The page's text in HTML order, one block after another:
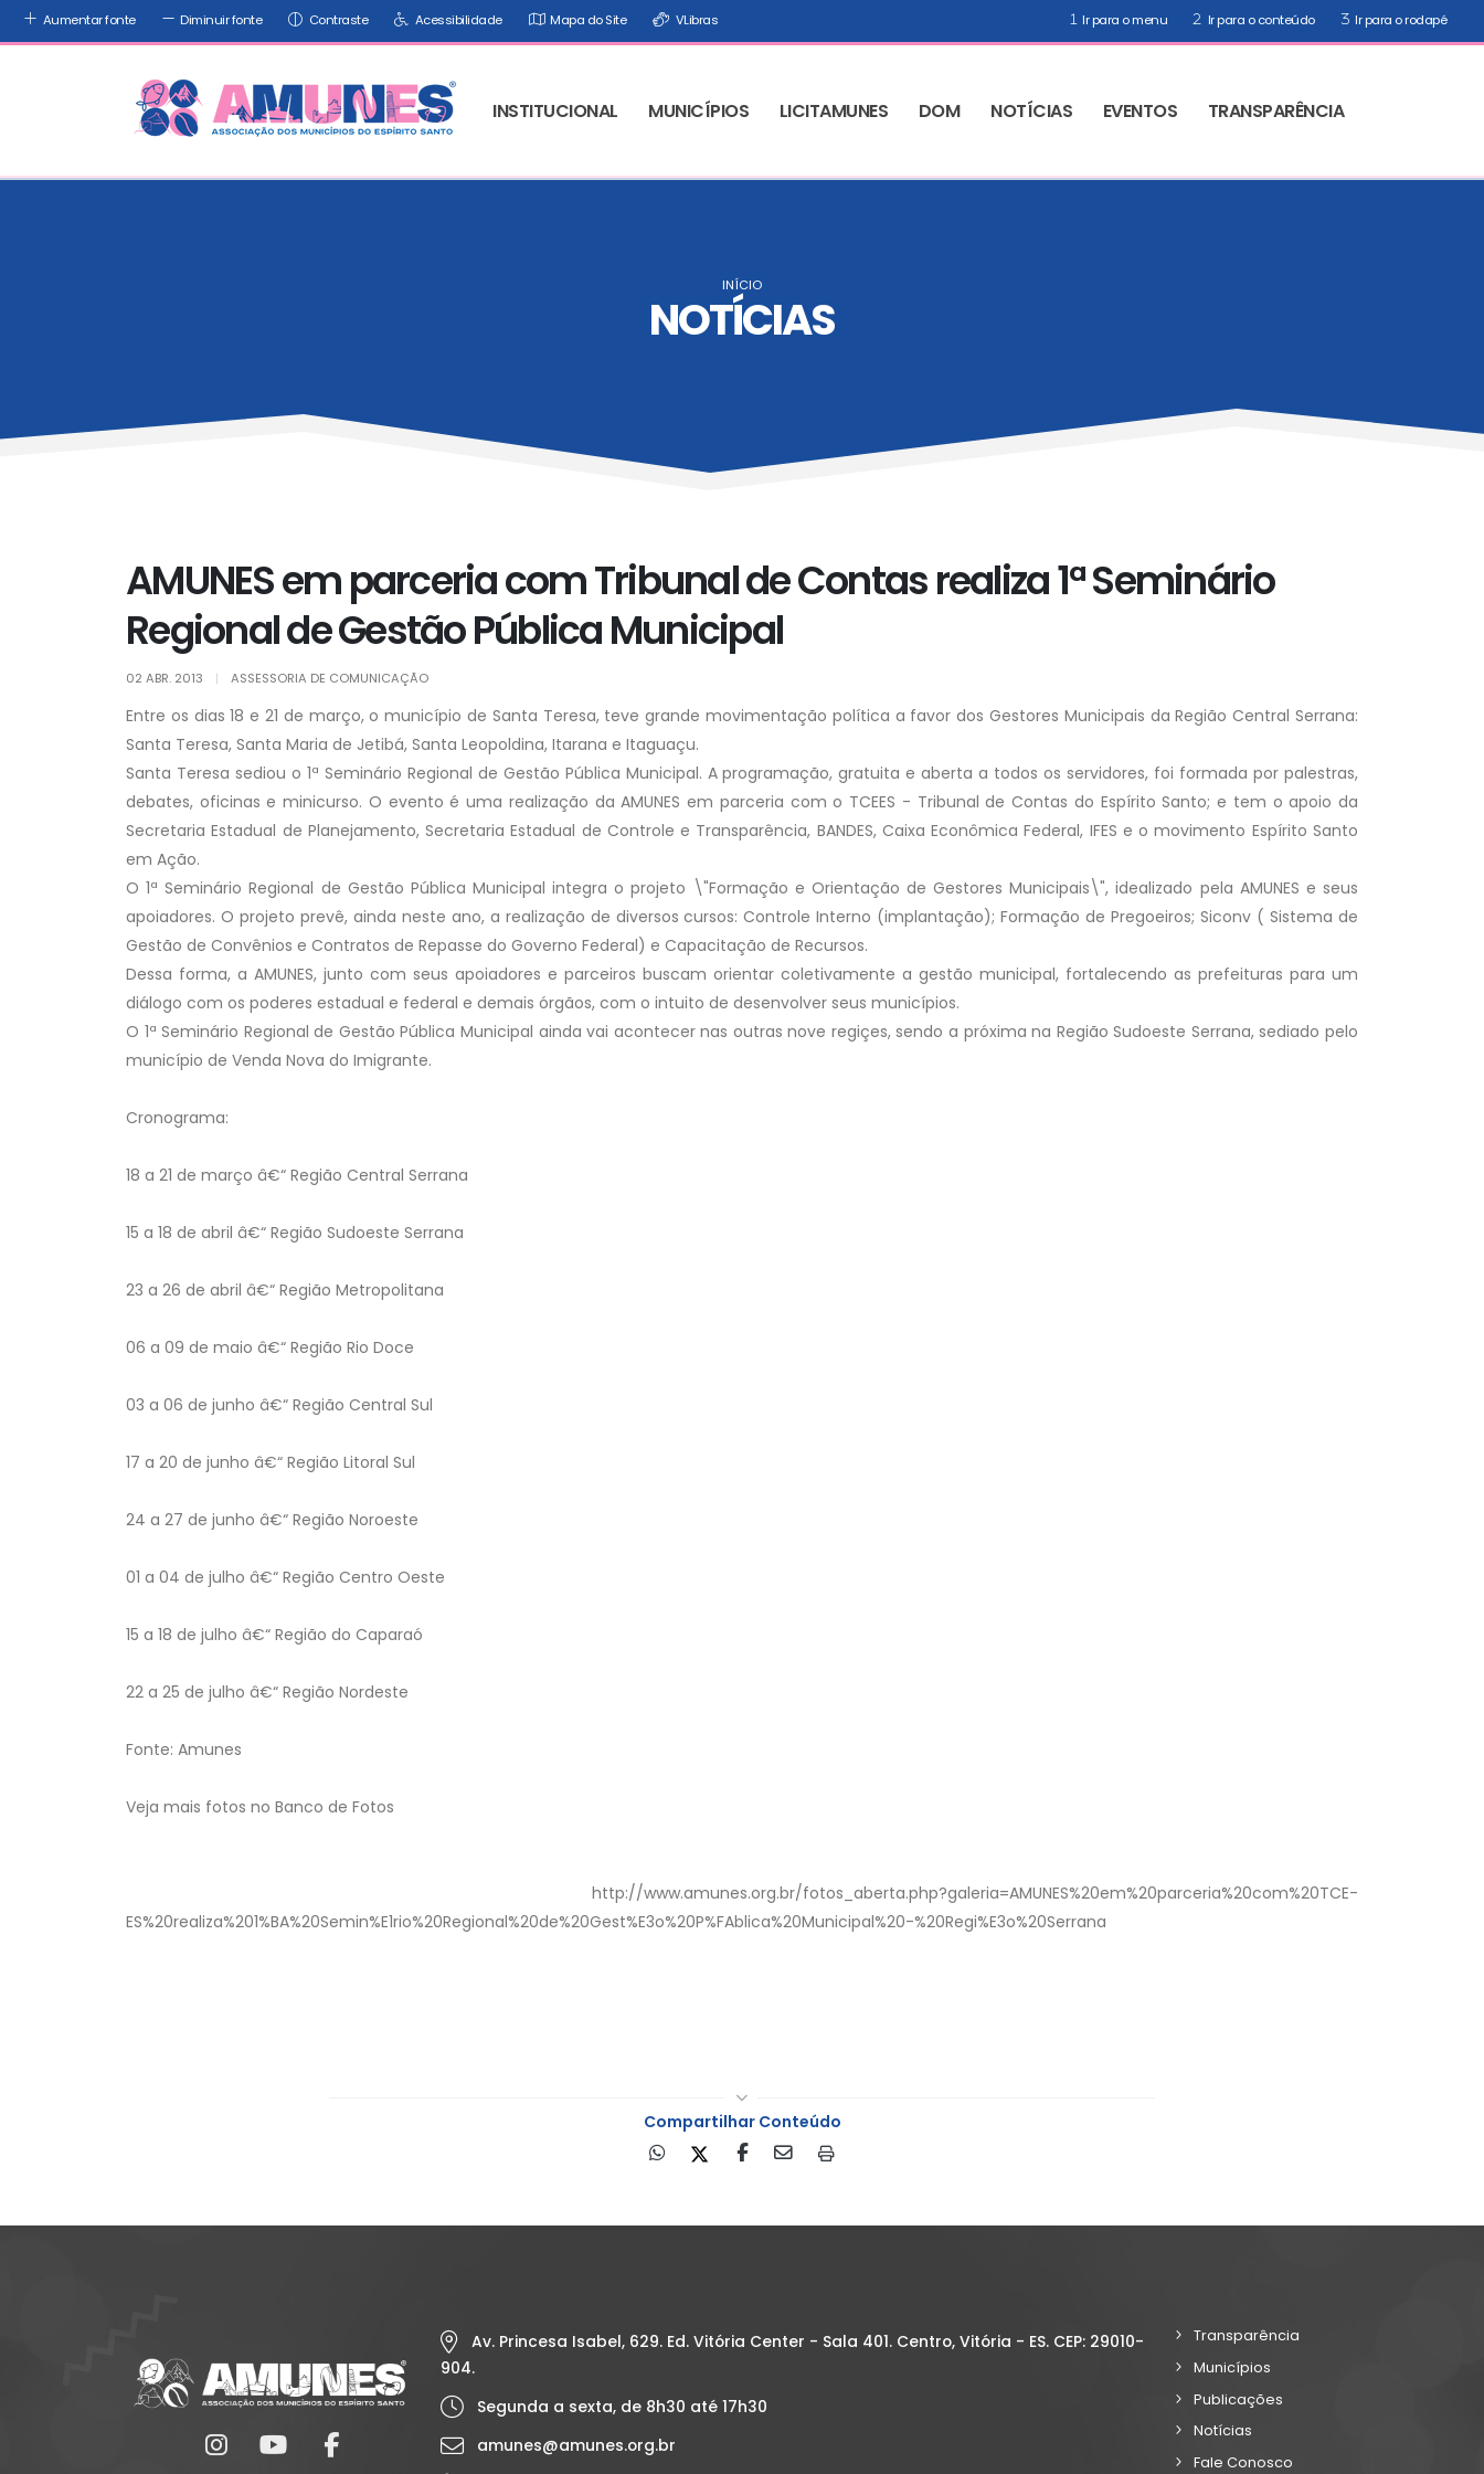
Aumentar fonte Diminuir fonte Contraste Acessibilidade Mapa do Site VLibras Ir para o menu Ir para o conteúdo Ir para o rodapé
INSTITUCIONAL MUNICÍPIOS LICITAMUNES DOM NOTÍCIAS EVENTOS TRANSPARÊNCIA
NOTÍCIAS
INÍCIO
AMUNES em parceria com Tribunal de Contas realiza 1ª Seminário
Regional de Gestão Pública Municipal
02 ABR. 2013 | ASSESSORIA DE COMUNICAÇÃO
Entre os dias 18 e 21 de março, o município de Santa Teresa, teve grande movimentação política a favor dos Gestores Municipais da Região Central Serrana:
Santa Teresa, Santa Maria de Jetibá, Santa Leopoldina, Itarana e Itaguaçu.
Santa Teresa sediou o 1ª Seminário Regional de Gestão Pública Municipal. A programação, gratuita e aberta a todos os servidores, foi formada por palestras,
debates, oficinas e minicurso. O evento é uma realização da AMUNES em parceria com o TCEES - Tribunal de Contas do Espírito Santo; e tem o apoio da
Secretaria Estadual de Planejamento, Secretaria Estadual de Controle e Transparência, BANDES, Caixa Econômica Federal, IFES e o movimento Espírito Santo
em Ação.
O 1ª Seminário Regional de Gestão Pública Municipal integra o projeto \"Formação e Orientação de Gestores Municipais\", idealizado pela AMUNES e seus
apoiadores. O projeto prevê, ainda neste ano, a realização de diversos cursos: Controle Interno (implantação); Formação de Pregoeiros; Siconv ( Sistema de
Gestão de Convênios e Contratos de Repasse do Governo Federal) e Capacitação de Recursos.
Dessa forma, a AMUNES, junto com seus apoiadores e parceiros buscam orientar coletivamente a gestão municipal, fortalecendo as prefeituras para um
diálogo com os poderes estadual e federal e demais órgãos, com o intuito de desenvolver seus municípios.
O 1ª Seminário Regional de Gestão Pública Municipal ainda vai acontecer nas outras nove regiçes, sendo a próxima na Região Sudoeste Serrana, sediado pelo
município de Venda Nova do Imigrante.
Cronograma:
18 a 21 de março â€“ Região Central Serrana
15 a 18 de abril â€“ Região Sudoeste Serrana
23 a 26 de abril â€“ Região Metropolitana
06 a 09 de maio â€“ Região Rio Doce
03 a 06 de junho â€“ Região Central Sul
17 a 20 de junho â€“ Região Litoral Sul
24 a 27 de junho â€“ Região Noroeste
01 a 04 de julho â€“ Região Centro Oeste
15 a 18 de julho â€“ Região do Caparaó
22 a 25 de julho â€“ Região Nordeste
Fonte: Amunes
Veja mais fotos no Banco de Fotos
http://www.amunes.org.br/fotos_aberta.php?galeria=AMUNES%20em%20parceria%20com%20TCE-
ES%20realiza%201%BA%20Semin%E1rio%20Regional%20de%20Gest%E3o%20P%FAblica%20Municipal%20-%20Regi%E3o%20Serrana
Compartilhar Conteúdo
Av. Princesa Isabel, 629. Ed. Vitória Center - Sala 401. Centro, Vitória - ES. CEP: 29010-
904.
Segunda a sexta, de 8h30 até 17h30
amunes@amunes.org.br
Transparência
Municípios
Publicações
Notícias
Fale Conosco